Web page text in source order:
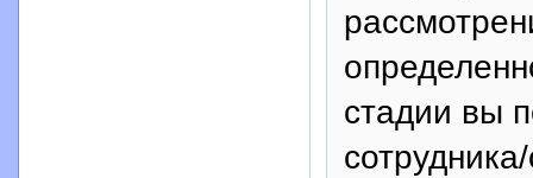
стадии вы